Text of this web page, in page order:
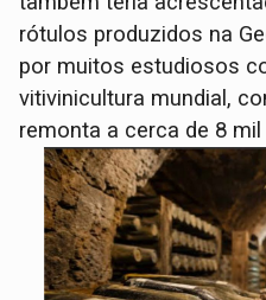
rótulos produzidos na
por muitos estudiosos
vitivinicultura mundial,
remonta a cerca de 8 mil